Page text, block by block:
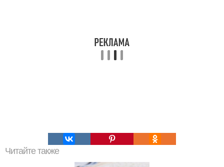
Читайте также